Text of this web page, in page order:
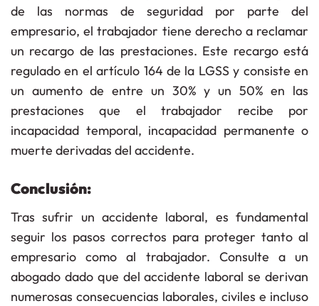
de las normas de seguridad por parte del
empresario, el trabajador tiene derecho a reclamar
un recargo de las prestaciones. Este recargo está
regulado en elartículo 164 de la LGSSy consiste en
un aumento de entre un 30% y un 50% en las
prestaciones que el trabajador recibe por
incapacidad temporal, incapacidad permanente o
muerte derivadas del accidente.
Conclusión:
Tras sufrir un accidente laboral, es fundamental
seguir los pasos correctos para proteger tanto al
empresario como al trabajador. Consulte a un
abogado dado que del accidente laboral se derivan
numerosas consecuencias laborales, civiles e incluso